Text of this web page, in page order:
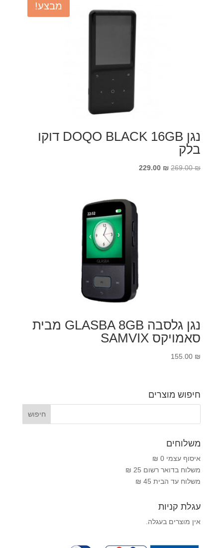
110.00 ₪.
מבצע!
נגן DOQO BLACK 16GB דוקו
בלק
269.00₪
המחיר
229.00 ₪
המחיר
229.00 ₪.
נגן גלסבה GLASBA 8GB מבית
סאמויקס SAMVIX
155.00 ₪
חיפוש מוצרים
משלוחים
איסוף עצמי 0 ₪
משלוח בדואר רשום 25 ₪
משלוח עד הבית 45 ₪
עגלת קניות
אין מוצרים בעגלה.